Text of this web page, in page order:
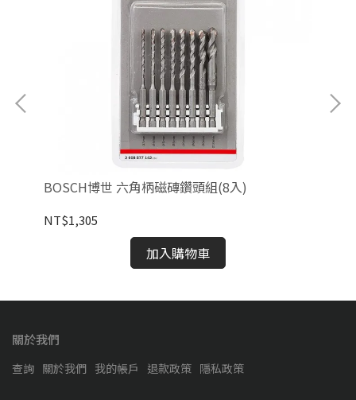
BOSCH博世 六角柄磁磚鑽頭組(8入)
NT$1,305
加入購物車
關於我們
查詢 關於我們 我的帳戶 退款政策 隱私政策